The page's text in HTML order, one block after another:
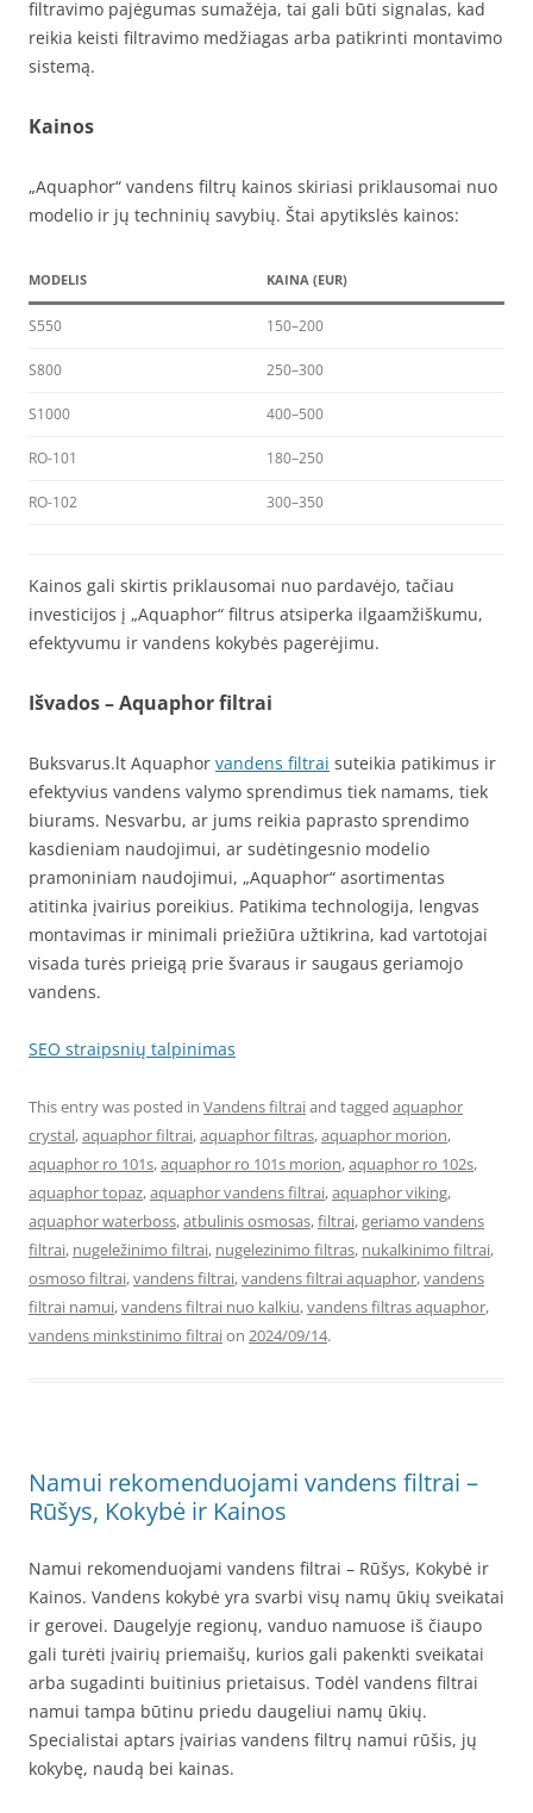
filtravimo pajėgumas sumažėja, tai gali būti signalas, kad
reikia keisti filtravimo medžiagas arba patikrinti montavimo
sistemą.
Kainos
„Aquaphor“ vandens filtrų kainos skiriasi priklausomai nuo
modelio ir jų techninių savybių. Štai apytikslės kainos:
MODELIS KAINA (EUR)
S550 150–200
S800 250–300
S1000 400–500
RO-101 180–250
RO-102 300–350
Kainos gali skirtis priklausomai nuo pardavėjo, tačiau
investicijos į „Aquaphor“ filtrus atsiperka ilgaamžiškumu,
efektyvumu ir vandens kokybės pagerėjimu.
Išvados – Aquaphor filtrai
Buksvarus.lt Aquaphor vandens filtrai suteikia patikimus ir
efektyvius vandens valymo sprendimus tiek namams, tiek
biurams. Nesvarbu, ar jums reikia paprasto sprendimo
kasdieniam naudojimui, ar sudėtingesnio modelio
pramoniniam naudojimui, „Aquaphor“ asortimentas
atitinka įvairius poreikius. Patikima technologija, lengvas
montavimas ir minimali priežiūra užtikrina, kad vartotojai
visada turės prieigą prie švaraus ir saugaus geriamojo
vandens.
SEO straipsnių talpinimas
This entry was posted in Vandens filtraiand tagged aquaphor
crystal,aquaphor filtrai,aquaphor filtras,aquaphor morion,
aquaphor ro 101s,aquaphor ro 101s morion,aquaphor ro 102s,
aquaphor topaz,aquaphor vandens filtrai,aquaphor viking,
aquaphor waterboss,atbulinis osmosas,filtrai,geriamo vandens
filtrai, nugeležinimo filtrai, nugelezinimo filtras, nukalkinimo filtrai,
osmoso filtrai,vandens filtrai,vandens filtrai aquaphor,vandens
filtrai namui,vandens filtrai nuo kalkiu,vandens filtras aquaphor,
vandens minkstinimo filtraion 2024/09/14.
Namui rekomenduojami vandens filtrai –
Rūšys, Kokybė ir Kainos
Namui rekomenduojami vandens filtrai – Rūšys, Kokybė ir
Kainos. Vandens kokybė yra svarbi visų namų ūkių sveikatai
ir gerovei. Daugelyje regionų, vanduo namuose iš čiaupo
gali turėti įvairių priemaišų, kurios gali pakenkti sveikatai
arba sugadinti buitinius prietaisus. Todėl vandens filtrai
namui tampa būtinu priedu daugeliui namų ūkių.
Specialistai aptars įvairias vandens filtrų namui rūšis, jų
kokybę, naudą bei kainas.